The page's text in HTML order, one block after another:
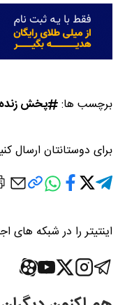
برچسب ها: پخش زنده
برای دوستانتان ارسال
اینتیتر را در شبکه های